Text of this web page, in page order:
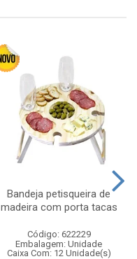
Bandeja petisqueira de
madeira com porta tacas
Código: 622229
Embalagem: Unidade
Caixa Com: 12 Unidade(s)